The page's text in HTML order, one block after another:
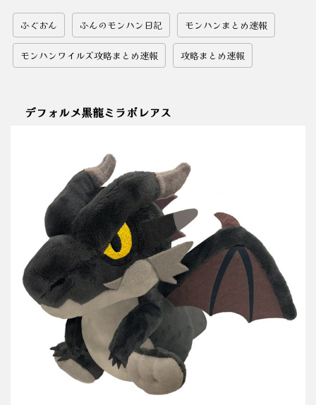
ふぐおん ふんのモンハン日記 モンハンまとめ速報
モンハンワイルズ攻略まとめ速報 攻略まとめ速報
デフォルメ黒龍ミラボレアス